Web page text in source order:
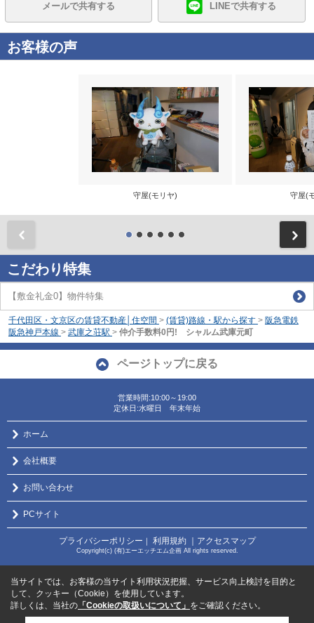
メールで共有する LINEで共有する
お客様の声
守屋(モリヤ) 守屋(
こだわり特集
【敷金礼金0】物件特集
千代田区・文京区の賃貸不動産│住空間 > (賃貸)路線・駅から探す > 阪急電鉄
阪急神戸本線 > 武庫之荘駅 > 仲介手数料0円! シャルム武庫元町
ページトップに戻る
営業時間:10:00～19:00
定休日:水曜日 年末年始
ホーム
会社概要
お問い合わせ
PCサイト
プライバシーポリシー 利用規約 ｜アクセスマップ
Copyright(c) (有)エーエッチエム企画 All rights reserved.
当サイトでは、お客様の当サイト利用状況把握、サービス向上検討を目的と
して、クッキー（Cookie）を使用しています。
詳しくは、当社の 「Cookieの取扱いについて」 をご確認ください。